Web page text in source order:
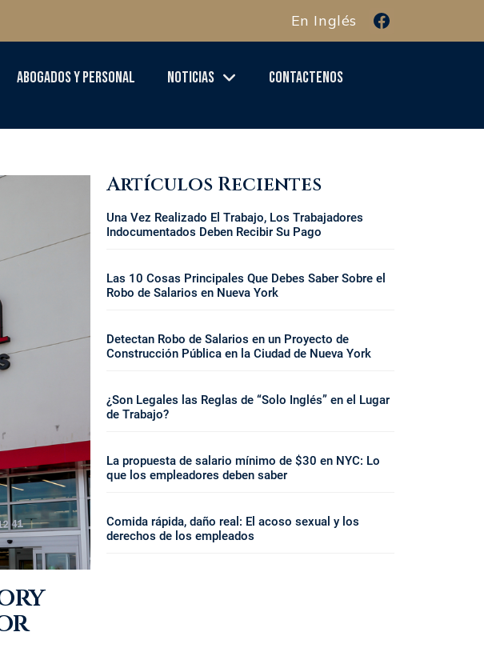
En Inglés
Abogados Y Personal Noticias Contactenos
Artículos Recientes
Una Vez Realizado El Trabajo, Los Trabajadores
Indocumentados Deben Recibir Su Pago
Las 10 Cosas Principales Que Debes Saber Sobre el
Robo de Salarios en Nueva York
Detectan Robo de Salarios en un Proyecto de
Construcción Pública en la Ciudad de Nueva York
¿Son Legales las Reglas de “Solo Inglés” en el Lugar
de Trabajo?
La propuesta de salario mínimo de $30 en NYC: Lo
que los empleadores deben saber
Comida rápida, daño real: El acoso sexual y los
derechos de los empleados